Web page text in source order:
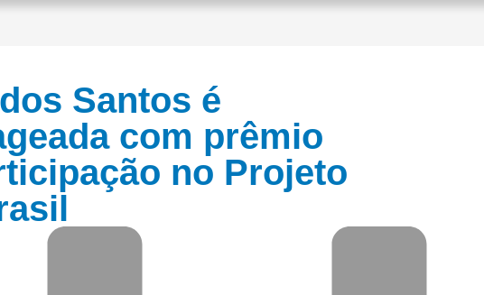
Santos é
com prêmio
no Projeto